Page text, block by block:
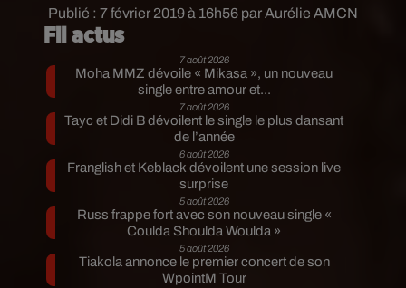
Publié : 7 février 2019 à 16h56 par Aurélie AMCN
Fil actus
7 août 2026
Moha MMZ dévoile « Mikasa », un nouveau
single entre amour et...
7 août 2026
Tayc et Didi B dévoilent le single le plus dansant
de l’année
6 août 2026
Franglish et Keblack dévoilent une session live
surprise
5 août 2026
Russ frappe fort avec son nouveau single «
Coulda Shoulda Woulda »
5 août 2026
Tiakola annonce le premier concert de son
WpointM Tour